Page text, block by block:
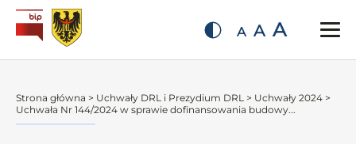
A A A
Strona główna > Uchwały DRL i Prezydium DRL > Uchwały 2024 >
Uchwała Nr 144/2024 w sprawie dofinansowania budowy...